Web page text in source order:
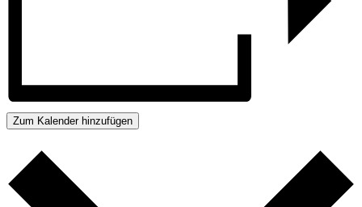
Zum Kalender hinzufügen